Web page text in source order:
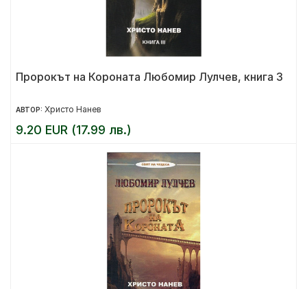
Пророкът на Короната Любомир Лулчев, книга 3
АВТОР: Христо Нанев
9.20 EUR (17.99 лв.)